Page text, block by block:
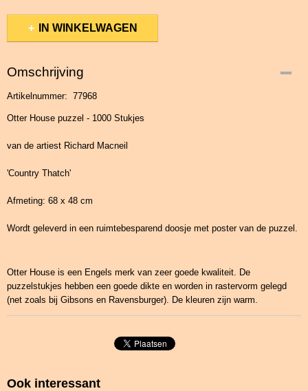
IN WINKELWAGEN
Omschrijving
Artikelnummer: 77968
Otter House puzzel - 1000 Stukjes
van de artiest Richard Macneil
'Country Thatch'
Afmeting: 68 x 48 cm
Wordt geleverd in een ruimtebesparend doosje met poster van de puzzel.
Otter House is een Engels merk van zeer goede kwaliteit. De
puzzelstukjes hebben een goede dikte en worden in rastervorm gelegd
(net zoals bij Gibsons en Ravensburger). De kleuren zijn warm.
Ook interessant